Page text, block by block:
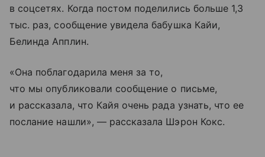
в соцсетях. Когда постом поделились больше 1,3
тыс. раз, сообщение увидела бабушка Кайи,
Белинда Апплин.
«Она поблагодарила меня за то,
что мы опубликовали сообщение о письме,
и рассказала, что Кайя очень рада узнать, что ее
послание нашли», — рассказала Шэрон Кокс.